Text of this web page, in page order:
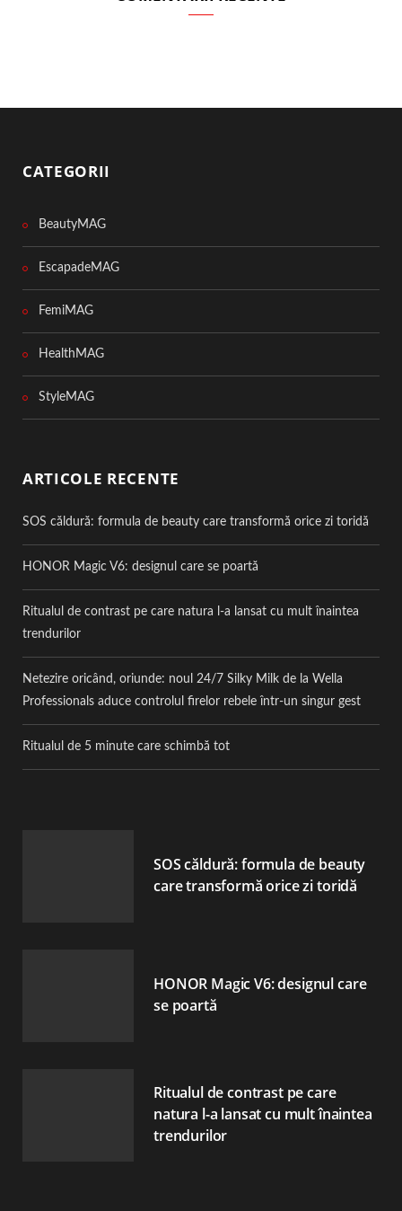
CATEGORII
BeautyMAG
EscapadeMAG
FemiMAG
HealthMAG
StyleMAG
ARTICOLE RECENTE
SOS căldură: formula de beauty care transformă orice zi toridă
HONOR Magic V6: designul care se poartă
Ritualul de contrast pe care natura l-a lansat cu mult înaintea
trendurilor
Netezire oricând, oriunde: noul 24/7 Silky Milk de la Wella
Professionals aduce controlul firelor rebele într-un singur gest
Ritualul de 5 minute care schimbă tot
SOS căldură: formula de beauty
care transformă orice zi toridă
HONOR Magic V6: designul care
se poartă
Ritualul de contrast pe care
natura l-a lansat cu mult înaintea
trendurilor